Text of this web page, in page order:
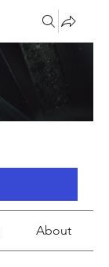
About